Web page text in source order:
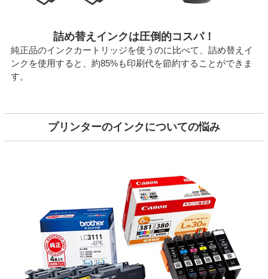
詰め替えインクは圧倒的コスパ！
純正品のインクカートリッジを使うのに比べて、詰め替えイ
ンクを使用すると、約85%も印刷代を節約することができま
す。
プリンターのインクについての悩み